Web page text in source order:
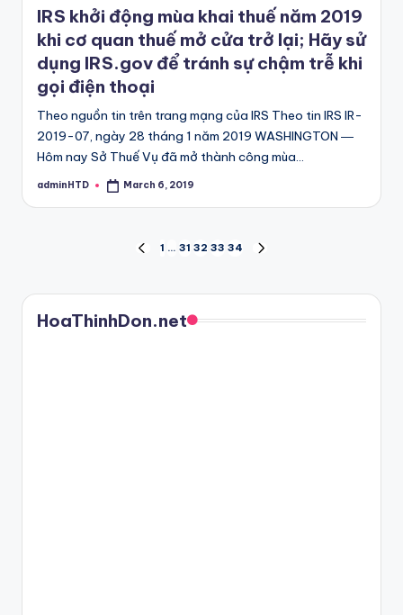
IRS khởi động mùa khai thuế năm 2019
khi cơ quan thuế mở cửa trở lại; Hãy sử
dụng IRS.gov để tránh sự chậm trễ khi
gọi điện thoại
Theo nguồn tin trên trang mạng của IRS Theo tin IRS IR-
2019-07, ngày 28 tháng 1 năm 2019 WASHINGTON ―
Hôm nay Sở Thuế Vụ đã mở thành công mùa…
Posted
adminHTD March 6, 2019
pagination
PREVIOUS
1 … 31 32 33 34
HoaThinhDon.net